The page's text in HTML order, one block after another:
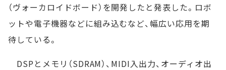
（ヴォーカロイドボード）を開発したと発表した。ロボ
ットや電子機器などに組み込むなど、幅広い応用を期
待している。
DSPとメモリ（SDRAM）、MIDI入出力、オーディオ出